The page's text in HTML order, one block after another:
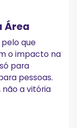
Área
que
o impacto na
para
pessoas.
não a vitória